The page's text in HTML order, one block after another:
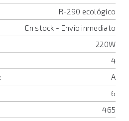
R-290 ecológico
En stock - Envío inmediato
220W
4
A
6
465